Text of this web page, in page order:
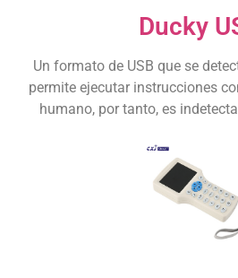
Ducky
Un formato de USB que se
permite ejecutar instrucciones
humano, por tanto, es